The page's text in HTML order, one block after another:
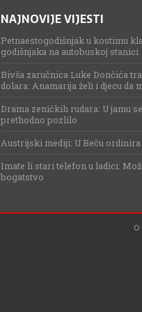
NAJNOVIJE VIJESTI
Petnaestogodišnjak u kostimu
godišnjaka na autobuskoj stanici
Bivša zaručnica Luke Dončića
dolara: Anamarija želi i djecu da
Drama zeničkih rudara: U jamu
prethodno pozlilo
Austrijski mediji: U Beču
Imate li stari telefon u ladici:
bogatstvo